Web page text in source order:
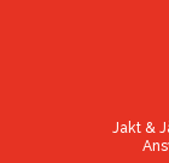
Jakt &